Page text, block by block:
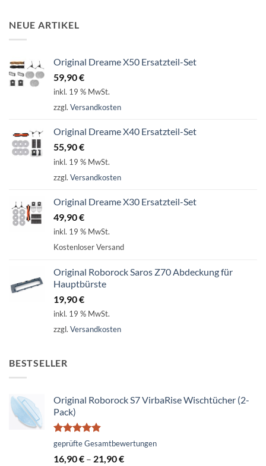
NEUE ARTIKEL
Original Dreame X50 Ersatzteil-Set
59,90€
inkl. 19 % MwSt.
zzgl. Versandkosten
Original Dreame X40 Ersatzteil-Set
55,90€
inkl. 19 % MwSt.
zzgl. Versandkosten
Original Dreame X30 Ersatzteil-Set
49,90€
inkl. 19 % MwSt.
Kostenloser Versand
Original Roborock Saros Z70 Abdeckung für
Hauptbürste
19,90€
inkl. 19 % MwSt.
zzgl. Versandkosten
BESTSELLER
Original Roborock S7 VirbaRise Wischtücher (2-
Pack)
Bewertet
von 5
geprüfte Gesamtbewertungen
16,90€ – 21,90€